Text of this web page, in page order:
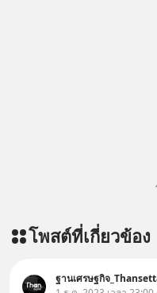
x-ด-ด
โพสต์ที่เกี่ยวข้อง
ฐานเศรษฐกิจ